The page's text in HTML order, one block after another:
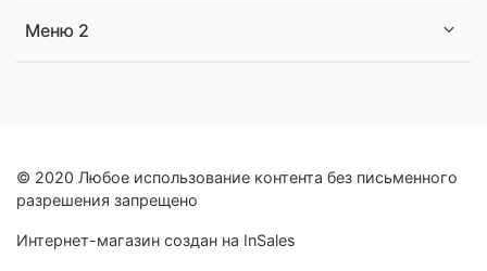
Меню 2
© 2020 Любое использование контента без письменного
разрешения запрещено
Интернет-магазин создан на InSales